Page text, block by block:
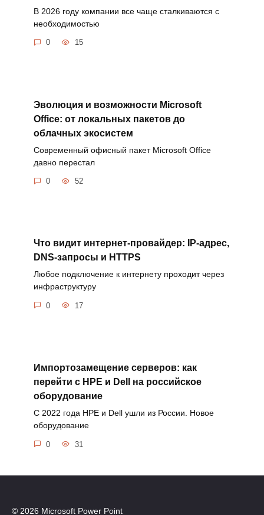
В 2026 году компании все чаще сталкиваются с
необходимостью
0 15
Эволюция и возможности Microsoft
Office: от локальных пакетов до
облачных экосистем
Современный офисный пакет Microsoft Office
давно перестал
0 52
Что видит интернет-провайдер: IP-адрес,
DNS-запросы и HTTPS
Любое подключение к интернету проходит через
инфраструктуру
0 17
Импортозамещение серверов: как
перейти с HPE и Dell на российское
оборудование
С 2022 года HPE и Dell ушли из России. Новое
оборудование
0 31
© 2026 Microsoft Power Point